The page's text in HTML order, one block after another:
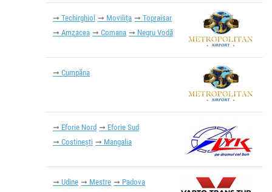
Techirghiol Movilița
Topraisar
Amzacea
Comana Negru Vodă
Cumpăna
Eforie Nord
Eforie Sud
Costinești
Mangalia
Udine Mestre
Padova